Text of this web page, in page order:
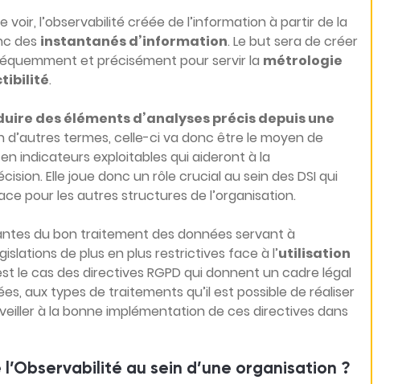
voir, l’observabilité créée de l’information à partir de la
des instantanés d’information. Le but sera de créer
et précisément pour servir la métrologie
.
des éléments d’analyses précis depuis une
d’autres termes, celle-ci va donc être le moyen de
indicateurs exploitables qui aideront à la
Elle joue donc un rôle crucial au sein des DSI qui
pour les autres structures de l’organisation.
du bon traitement des données servant à
de plus en plus restrictives face à l’utilisation
le cas des directives RGPD qui donnent un cadre légal
aux types de traitements qu’il est possible de réaliser
à la bonne implémentation de ces directives dans
au sein d’une organisation ?